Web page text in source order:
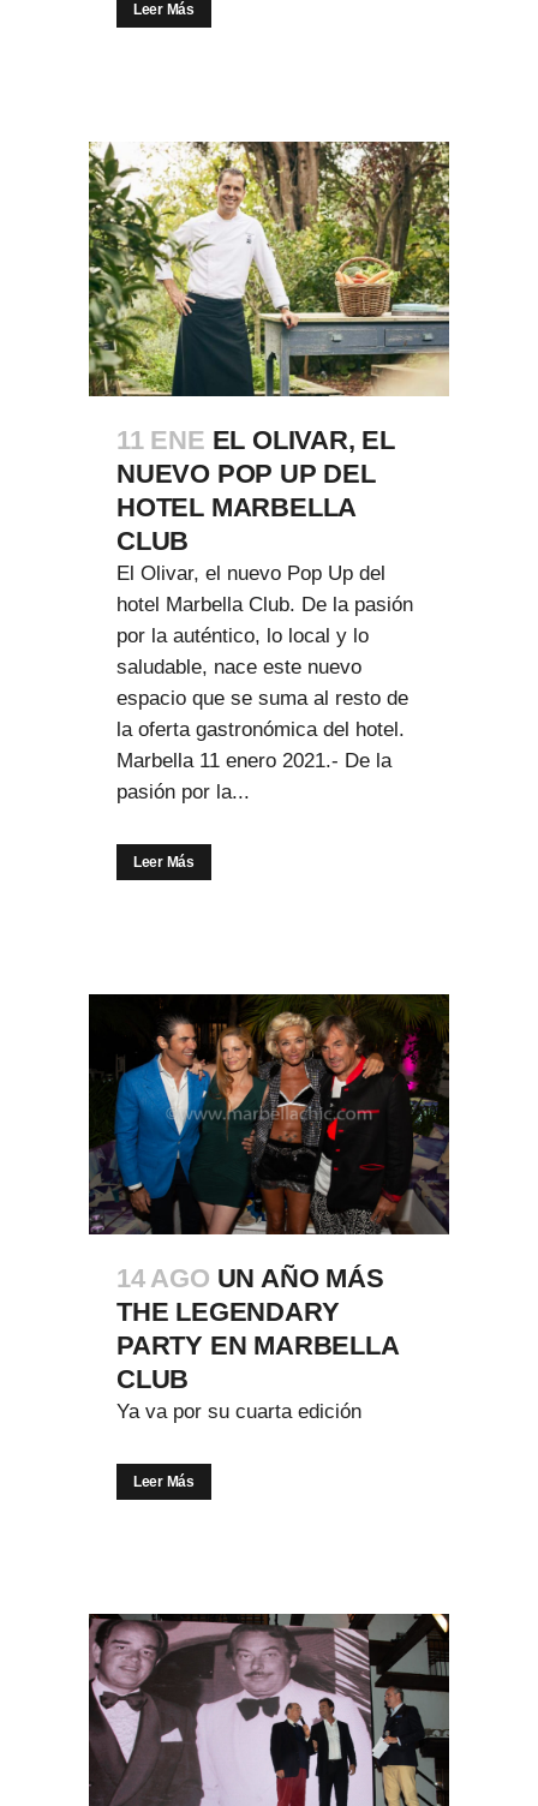
Leer Más
11 ENE EL OLIVAR, EL
NUEVO POP UP DEL
HOTEL MARBELLA
CLUB
El Olivar, el nuevo Pop Up del
hotel Marbella Club. De la pasión
por la auténtico, lo local y lo
saludable, nace este nuevo
espacio que se suma al resto de
la oferta gastronómica del hotel.
Marbella 11 enero 2021.- De la
pasión por la...
Leer Más
14 AGO UN AÑO MÁS
THE LEGENDARY
PARTY EN MARBELLA
CLUB
Ya va por su cuarta edición
Leer Más